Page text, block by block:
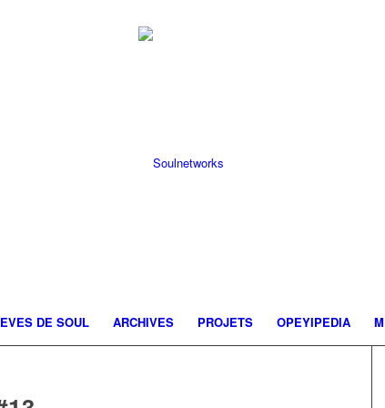
DE SOUL ARCHIVES PROJETS OPEYIPEDIA